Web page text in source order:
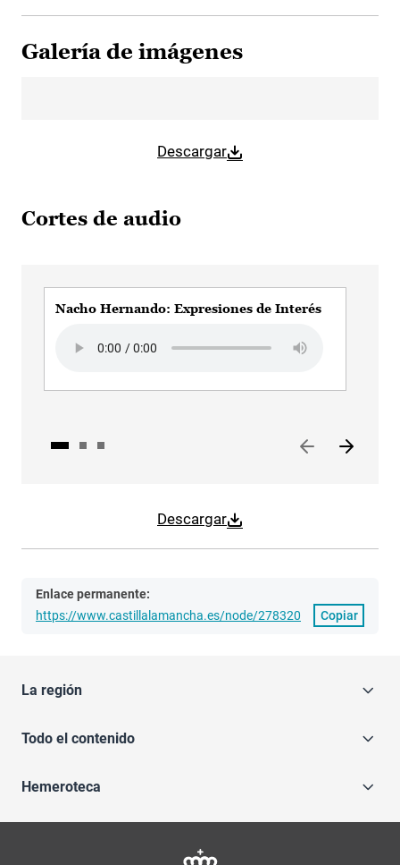
Galería de imágenes
Descargar
Cortes de audio
Descargar
Nacho Hernando: Expresiones de Interés
Enlace permanente:
https://www.castillalamancha.es/node/278320
Copiar
La región
Todo el contenido
Hemeroteca